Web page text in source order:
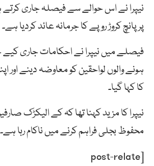
نیپرا نے اس حوالے سے فیصلہ جاری
پر پانچ کروڑ روپے کا جرمانہ عائد کردیا ہے۔
فیصلے میں نیپرا نے احکامات جاری
ہونے والوں لواحقین کو معاوضہ دینے اور
کا کہا گیا۔
نیپرا کا مزید کہنا تھا کہ کے الیکڑک
محفوظ بجلی فراہم کرنے میں ناکام رہا ہے۔
[post-relate